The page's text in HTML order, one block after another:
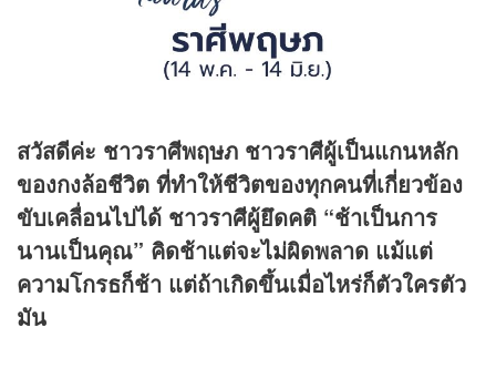
สวัสดีค่ะ ชาวราศีพฤษภ ชาวราศีผู้เป็นแกนหลัก
ของกงล้อชีวิต ที่ทำให้ชีวิตของทุกคนที่เกี่ยวข้อง
ขับเคลื่อนไปได้ ชาวราศีผู้ยึดคติ “ช้าเป็นการ
นานเป็นคุณ” คิดช้าแต่จะไม่ผิดพลาด แม้แต่
ความโกรธก็ช้า แต่ถ้าเกิดขึ้นเมื่อไหร่ก็ตัวใครตัว
มัน